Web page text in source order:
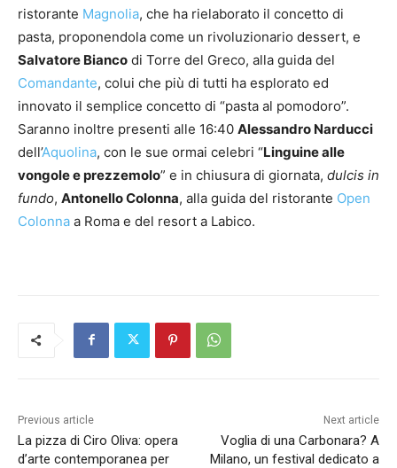
ristorante Magnolia, che ha rielaborato il concetto di
pasta, proponendola come un rivoluzionario dessert, e
Salvatore Bianco di Torre del Greco, alla guida del
Comandante, colui che più di tutti ha esplorato ed
innovato il semplice concetto di “pasta al pomodoro”.
Saranno inoltre presenti alle 16:40 Alessandro Narducci
dell’Aquolina, con le sue ormai celebri “Linguine alle
vongole e prezzemolo” e in chiusura di giornata, dulcis in
fundo, Antonello Colonna, alla guida del ristorante Open
Colonna a Roma e del resort a Labico.
Previous article
La pizza di Ciro Oliva: opera
d’arte contemporanea per
Next article
Voglia di una Carbonara? A
Milano, un festival dedicato a